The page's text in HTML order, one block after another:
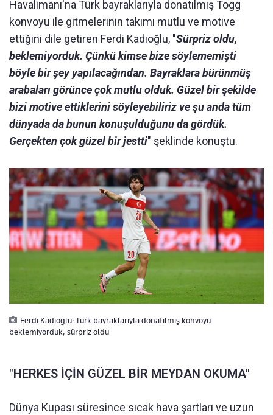
Havalimanı'na Türk bayraklarıyla donatılmış Togg
konvoyu ile gitmelerinin takımı mutlu ve motive
ettiğini dile getiren Ferdi Kadıoğlu, "Sürpriz oldu,
beklemiyorduk. Çünkü kimse bize söylememişti
böyle bir şey yapılacağından. Bayraklara bürünmüş
arabaları görünce çok mutlu olduk. Güzel bir şekilde
bizi motive ettiklerini söyleyebiliriz ve şu anda tüm
dünyada da bunun konuşulduğunu da gördük.
Gerçekten çok güzel bir jestti" şeklinde konuştu.
Ferdi Kadıoğlu: Türk bayraklarıyla donatılmış konvoyu
beklemiyorduk, sürpriz oldu
"HERKES İÇİN GÜZEL BİR MEYDAN OKUMA"
Dünya Kupası süresince sıcak hava şartları ve uzun